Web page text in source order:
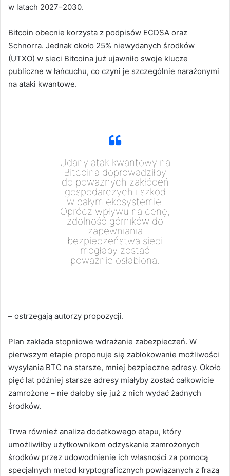
w latach 2027–2030.
Bitcoin obecnie korzysta z podpisów ECDSA oraz
Schnorra. Jednak około 25% niewydanych środków
(UTXO) w sieci Bitcoina już ujawniło swoje klucze
publiczne w łańcuchu, co czyni je szczególnie narażonymi
na ataki kwantowe.
Udany atak kwantowy na
Bitcoina doprowadziłby
do poważnych zakłóceń
gospodarczych i szkód
w całym ekosystemie.
Oprócz wpływu na cenę,
zdolność górników do
zapewniania
bezpieczeństwa sieci
mogłaby zostać
poważnie osłabiona.
– ostrzegają autorzy propozycji.
Plan zakłada stopniowe wdrażanie zabezpieczeń. W
pierwszym etapie proponuje się zablokowanie możliwości
wysyłania BTC na starsze, mniej bezpieczne adresy. Około
pięć lat później starsze adresy miałyby zostać całkowicie
zamrożone – nie dałoby się już z nich wydać żadnych
środków.
Trwa również analiza dodatkowego etapu, który
umożliwiłby użytkownikom odzyskanie zamrożonych
środków przez udowodnienie ich własności za pomocą
specjalnych metod kryptograficznych powiązanych z frazą